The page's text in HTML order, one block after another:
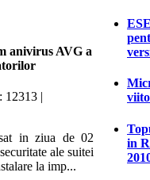
anivirus AVG a
12313 |
in ziua de 02
ale suitei
la imp...
in